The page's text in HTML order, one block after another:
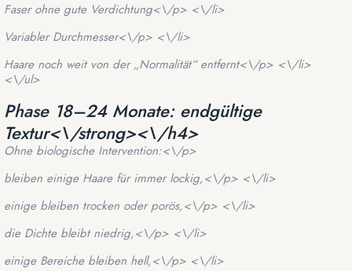
Faser ohne gute Verdichtung<\/p> <\/li>
Variabler Durchmesser<\/p> <\/li>
Haare noch weit von der „Normalität“ entfernt<\/p> <\/li>
<\/ul>
Phase 18–24 Monate: endgültige
Textur<\/strong><\/h4>
Ohne biologische Intervention:<\/p>
bleiben einige Haare für immer lockig,<\/p> <\/li>
einige bleiben trocken oder porös,<\/p> <\/li>
die Dichte bleibt niedrig,<\/p> <\/li>
einige Bereiche bleiben hell,<\/p> <\/li>